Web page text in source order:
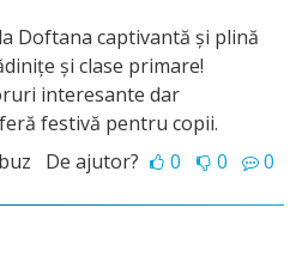
Doftana captivantă și plină
și clase primare!
interesante dar
festivă pentru copii.
De ajutor? 0 0 0